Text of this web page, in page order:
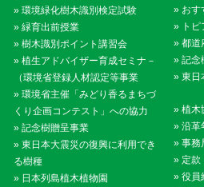
» 環境緑化樹木識別検定試験
» 緑育出前授業
» 樹木識別ポイント講習会
» 植生アドバイザー育成セミナ－
（環境省登録人材認定等事業
» 環境省主催「みどり香るまちづ
くり企画コンテスト」への協力
» 記念樹贈呈事業
» 東日本大震災の復興に利用でき
る樹種
» 日本列島植木植物園
» おす
» ト
» 都道
» 記念
» 東日
» 植木
» 沿革
» 事務
» 定款
» 役員